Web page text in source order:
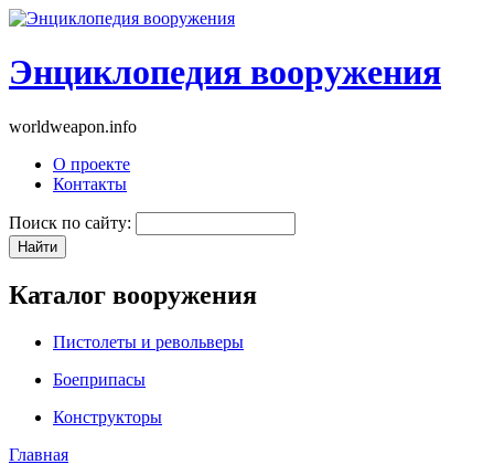
Энциклопедия вооружения
worldweapon.info
О проекте
Контакты
Поиск по сайту:
Каталог вооружения
Пистолеты и револьверы
Боеприпасы
Конструкторы
Главная